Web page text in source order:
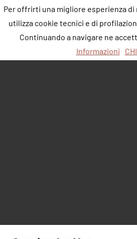
Per offrirti una migliore esperienza
utilizza cookie tecnici e di
Continuando a navigare ne
Informazioni